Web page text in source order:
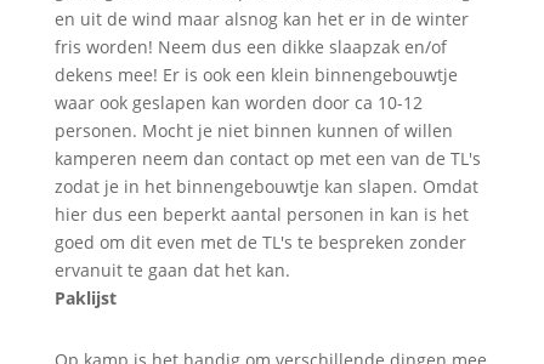
en uit de wind maar alsnog kan het er in de winter
fris worden! Neem dus een dikke slaapzak en/of
dekens mee! Er is ook een klein binnengebouwtje
waar ook geslapen kan worden door ca 10-12
personen. Mocht je niet binnen kunnen of willen
kamperen neem dan contact op met een van de TL's
zodat je in het binnengebouwtje kan slapen. Omdat
hier dus een beperkt aantal personen in kan is het
goed om dit even met de TL's te bespreken zonder
ervanuit te gaan dat het kan.
Paklijst